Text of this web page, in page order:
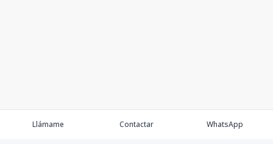
Llámame Contactar WhatsApp